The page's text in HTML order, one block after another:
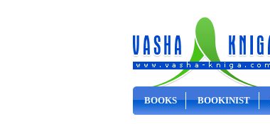
BOOKS BOOKINIST